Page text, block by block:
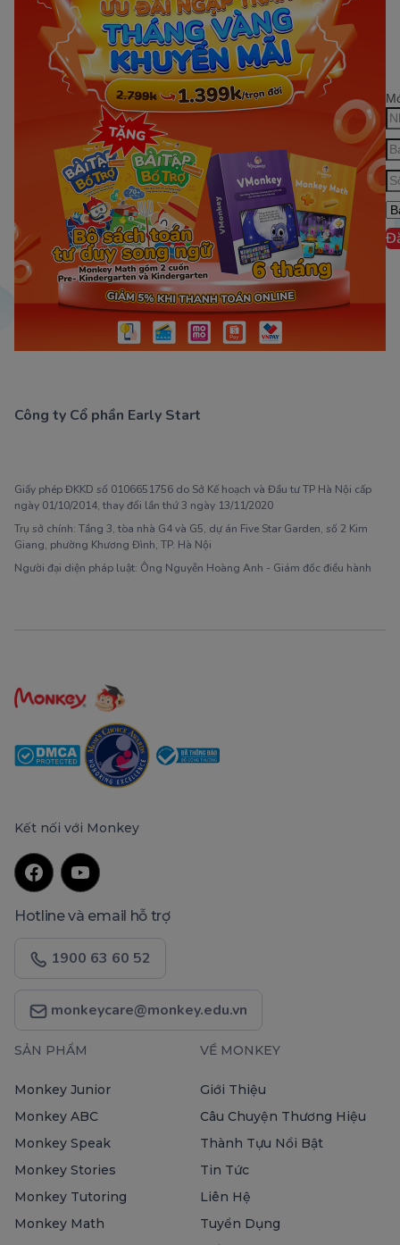
Công ty Cổ phần Early Start
Giấy phép ĐKKD số 0106651756 do Sở Kế hoạch và Đầu tư TP Hà Nội cấp
ngày 01/10/2014, thay đổi lần thứ 3 ngày 13/11/2020
Trụ sở chính: Tầng 3, tòa nhà G4 và G5, dự án Five Star Garden, số 2 Kim
Giang, phường Khương Đình, TP. Hà Nội
Người đại diện pháp luật: Ông Nguyễn Hoàng Anh - Giám đốc điều hành
Kết nối với Monkey
Hotline và email hỗ trợ
1900 63 60 52
monkeycare@monkey.edu.vn
SẢN PHẨM
Monkey Junior
Monkey ABC
Monkey Speak
Monkey Stories
Monkey Tutoring
Monkey Math
VỀ MONKEY
Giới Thiệu
Câu Chuyện Thương Hiệu
Thành Tựu Nổi Bật
Tin Tức
Liên Hệ
Tuyển Dụng